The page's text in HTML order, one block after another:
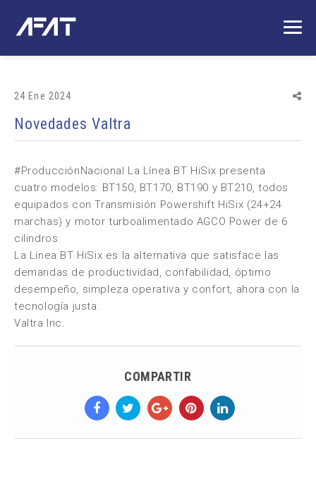
24 Ene 2024
Novedades Valtra
#ProducciónNacional La Línea BT HiSix presenta
cuatro modelos: BT150, BT170, BT190 y BT210, todos
equipados con Transmisión Powershift HiSix (24+24
marchas) y motor turboalimentado AGCO Power de 6
cilindros.
La Línea BT HiSix es la alternativa que satisface las
demandas de productividad, confabilidad, óptimo
desempeño, simpleza operativa y confort, ahora con la
tecnología justa.
Valtra Inc.
COMPARTIR